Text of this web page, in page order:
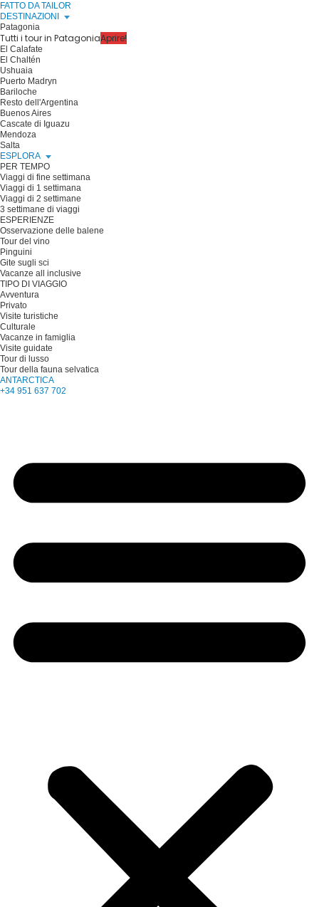
FATTO DA TAILOR
DESTINAZIONI
Patagonia
Tutti i tour in PatagoniaAprire!
El Calafate
El Chaltén
Ushuaia
Puerto Madryn
Bariloche
Resto dell'Argentina
Buenos Aires
Cascate di Iguazu
Mendoza
Salta
ESPLORA
PER TEMPO
Viaggi di fine settimana
Viaggi di 1 settimana
Viaggi di 2 settimane
3 settimane di viaggi
ESPERIENZE
Osservazione delle balene
Tour del vino
Pinguini
Gite sugli sci
Vacanze all inclusive
TIPO DI VIAGGIO
Avventura
Privato
Visite turistiche
Culturale
Vacanze in famiglia
Visite guidate
Tour di lusso
Tour della fauna selvatica
ANTARCTICA
+34 951 637 702